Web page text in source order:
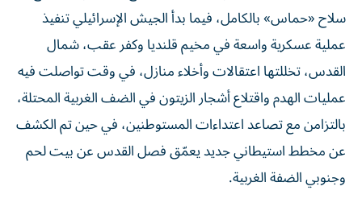
سلاح «حماس» بالكامل، فيما بدأ الجيش الإسرائيلي تنفيذ
عملية عسكرية واسعة في مخيم قلنديا وكفر عقب، شمال
القدس، تخللتها اعتقالات وأخلاء منازل، في وقت تواصلت فيه
عمليات الهدم واقتلاع أشجار الزيتون في الضف الغربية المحتلة،
بالتزامن مع تصاعد اعتداءات المستوطنين، في حين تم الكشف
عن مخطط استيطاني جديد يعمّق فصل القدس عن بيت لحم
وجنوبي الضفة الغربية.